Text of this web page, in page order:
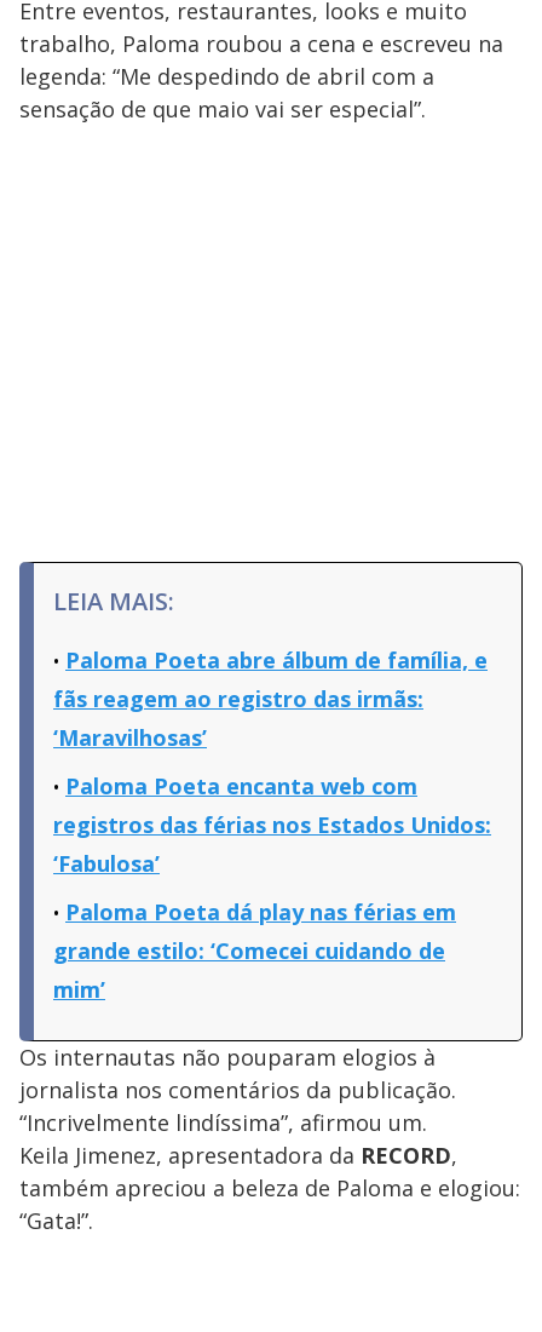
Entre eventos, restaurantes, looks e muito
trabalho, Paloma roubou a cena e escreveu na
legenda: “Me despedindo de abril com a
sensação de que maio vai ser especial”.
LEIA MAIS:
Paloma Poeta abre álbum de família, e
fãs reagem ao registro das irmãs:
‘Maravilhosas’
Paloma Poeta encanta web com
registros das férias nos Estados Unidos:
‘Fabulosa’
Paloma Poeta dá play nas férias em
grande estilo: ‘Comecei cuidando de
mim’
Os internautas não pouparam elogios à
jornalista nos comentários da publicação.
“Incrivelmente lindíssima”, afirmou um.
Keila Jimenez, apresentadora da RECORD,
também apreciou a beleza de Paloma e elogiou:
“Gata!”.